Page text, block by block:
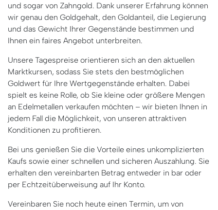
und sogar von Zahngold. Dank unserer Erfahrung können
wir genau den Goldgehalt, den Goldanteil, die Legierung
und das Gewicht Ihrer Gegenstände bestimmen und
Ihnen ein faires Angebot unterbreiten.
Unsere Tagespreise orientieren sich an den aktuellen
Marktkursen, sodass Sie stets den bestmöglichen
Goldwert für Ihre Wertgegenstände erhalten. Dabei
spielt es keine Rolle, ob Sie kleine oder größere Mengen
an Edelmetallen verkaufen möchten – wir bieten Ihnen in
jedem Fall die Möglichkeit, von unseren attraktiven
Konditionen zu profitieren.
Bei uns genießen Sie die Vorteile eines unkomplizierten
Kaufs sowie einer schnellen und sicheren Auszahlung. Sie
erhalten den vereinbarten Betrag entweder in bar oder
per Echtzeitüberweisung auf Ihr Konto.
Vereinbaren Sie noch heute einen Termin, um von